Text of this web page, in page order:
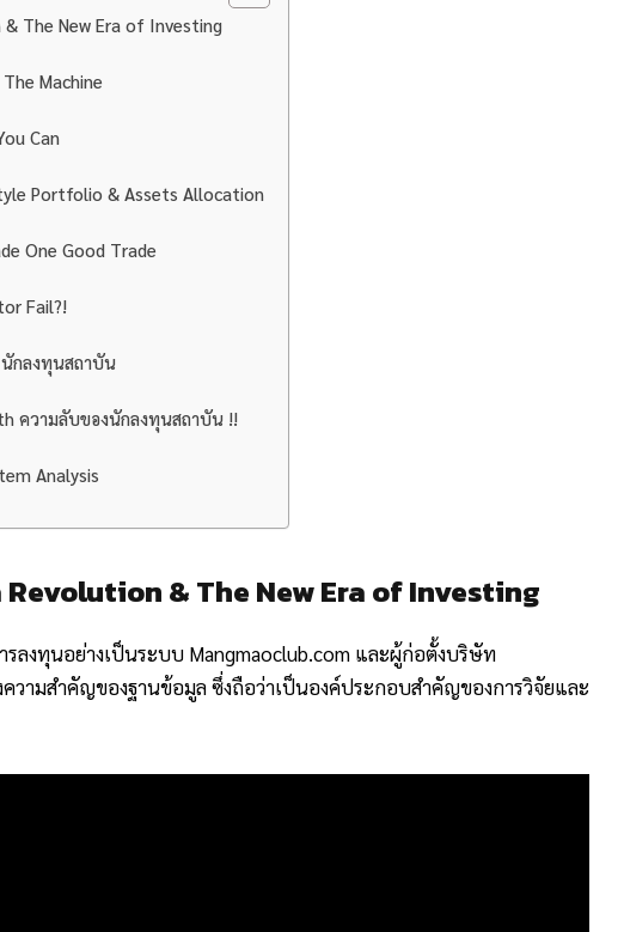
The New Era of Investing
Machine
Can
Portfolio & Assets Allocation
One Good Trade
Fail?!
กลงทุนสถาบัน
ความลับของนักลงทุนสถาบัน !!
Analysis
& The New Era of Investing
ลงทุนอย่างเป็นระบบ Mangmaoclub.com และผู้ก่อตั้งบริษัท
ความสำคัญของฐานข้อมูล ซึ่งถือว่าเป็นองค์ประกอบสำคัญของการวิจัยและ